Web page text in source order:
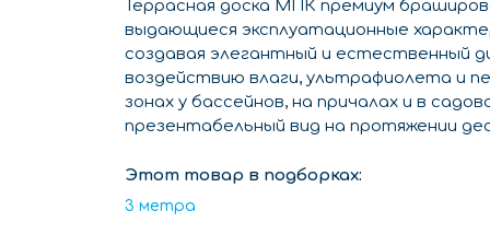
Террасная доска МПК премиум
выдающиеся эксплуатационные
создавая элегантный и естественный
воздействию влаги, ультрафиолета и
зонах у бассейнов, на причалах и в
презентабельный вид на протяжении
Этот товар в подборках:
3 метра